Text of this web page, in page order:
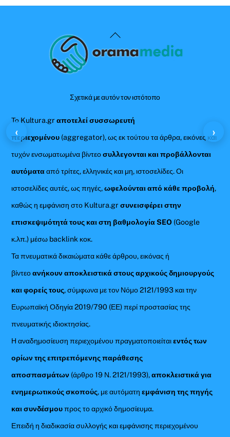
Back
To
Σχετικά με αυτόν τον ιστότοπο
Το Kultura.grαποτελεί συσσωρευτή
περιεχομένου (aggregator), ως εκ τούτου τα άρθρα, εικόνες και
τυχόν ενσωματωμένα βίντεοσυλλεγονται και προβάλλονται
αυτόματααπό τρίτες, ελληνικές και μη, ιστοσελίδες. Οι
ιστοσελίδες αυτές, ως πηγές,ωφελούνται από κάθε προβολή,
καθώς η εμφάνιση στο Kultura.gr συνεισφέρει στην
επισκεψιμότητά τους και στη βαθμολογία SEO (Google
κ.λπ.) μέσω backlink κοκ.
Τα πνευματικά δικαιώματα κάθε άρθρου, εικόνας ή
βίντεοανήκουν αποκλειστικά στους αρχικούς δημιουργούς
και φορείς τους, σύμφωνα με τον Νόμο 2121/1993 και την
Ευρωπαϊκή Οδηγία 2019/790 (ΕΕ) περί προστασίας της
πνευματικής ιδιοκτησίας.
Η αναδημοσίευση περιεχομένου πραγματοποιείταιεντός των
ορίων της επιτρεπόμενης παράθεσης
αποσπασμάτων (άρθρο 19 Ν. 2121/1993),αποκλειστικά για
ενημερωτικούς σκοπούς, με αυτόματηεμφάνιση της πηγής
και συνδέσμουπρος το αρχικό δημοσίευμα.
Επειδή η διαδικασία συλλογής και εμφάνισης περιεχομένου
‹ ›